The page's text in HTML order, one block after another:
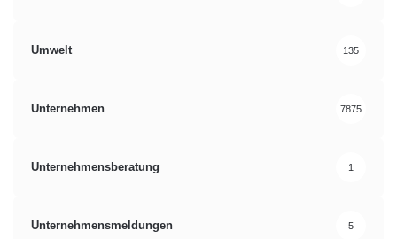
Umwelt 135
Unternehmen 7875
Unternehmensberatung 1
Unternehmensmeldungen 5